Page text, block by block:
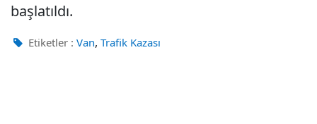
başlatıldı.
Etiketler : Van, Trafik Kazası